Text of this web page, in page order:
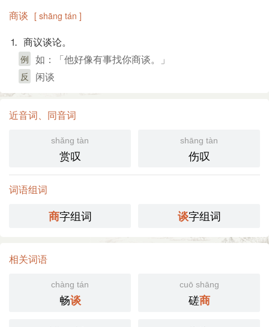
商谈 [ shāng tán ]
⒈ 商议谈论。
例 如：「他好像有事找你商谈。」
反 闲谈
近音词、同音词
shǎng tàn
赏叹
shāng tàn
伤叹
词语组词
商字组词 谈字组词
相关词语
chàng tán
畅谈
cuō shāng
磋商